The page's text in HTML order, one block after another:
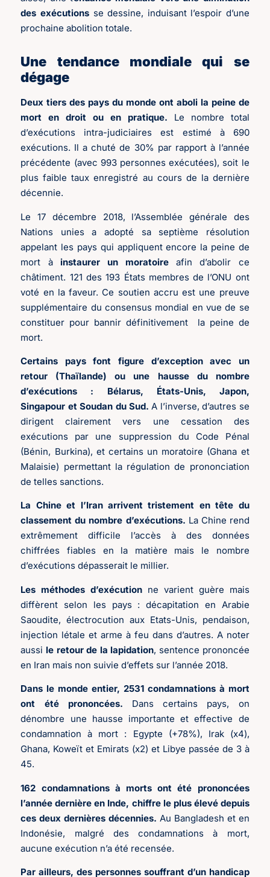
des exécutions se dessine, induisant l’espoir d’une
prochaine abolition totale.
Une tendance mondiale qui se
dégage
Deux tiers des pays du monde ont aboli la peine de
mort en droit ou en pratique. Le nombre total
d’exécutions intra-judiciaires est estimé à 690
exécutions. Il a chuté de 30% par rapport à l’année
précédente (avec 993 personnes exécutées), soit le
plus faible taux enregistré au cours de la dernière
décennie.
Le 17 décembre 2018, l’Assemblée générale des
Nations unies a adopté sa septième résolution
appelant les pays qui appliquent encore la peine de
mort à instaurer un moratoireafin d’abolir ce
châtiment. 121 des 193 États membres de l’ONU ont
voté en la faveur. Ce soutien accru est une preuve
supplémentaire du consensus mondial en vue de se
constituer pour bannir définitivement
la peine de
mort.
Certains pays font figure d’exception avec un
retour (Thaïlande) ou une hausse du nombre
d’exécutions : Bélarus, États-Unis, Japon,
Singapour et Soudan du Sud.A l’inverse, d’autres se
dirigent clairement vers une cessation des
exécutions par une suppression du Code Pénal
(Bénin, Burkina), et certains un moratoire (Ghana et
Malaisie) permettant la régulation de prononciation
de telles sanctions.
La Chine et l’Iran arrivent tristement en tête du
classement du nombre d’exécutions. La Chine rend
extrêmement difficile l’accès à des données
chiffrées fiables en la matière mais le nombre
d’exécutions dépasserait le millier.
Les méthodes d’exécution ne varient guère mais
diffèrent selon les pays : décapitation en Arabie
Saoudite, électrocution aux Etats-Unis, pendaison,
injection létale et arme à feu dans d’autres. A noter
aussi le retour de la lapidation, sentence prononcée
en Iran mais non suivie d’effets sur l’année 2018.
Dans le monde entier, 2531 condamnations à mort
ont été prononcées. Dans certains pays, on
dénombre une hausse importante et effective de
condamnation à mort : Egypte (+78%), Irak (x4),
Ghana, Koweït et Emirats (x2) et Libye passée de 3 à
45.
162 condamnations à morts ont été prononcées
l’année dernière en Inde, chiffre le plus élevé depuis
ces deux dernières décennies. Au Bangladesh et en
Indonésie, malgré des condamnations à mort,
aucune exécution n’a été recensée.
Par ailleurs, des personnes souffrant d’un handicap